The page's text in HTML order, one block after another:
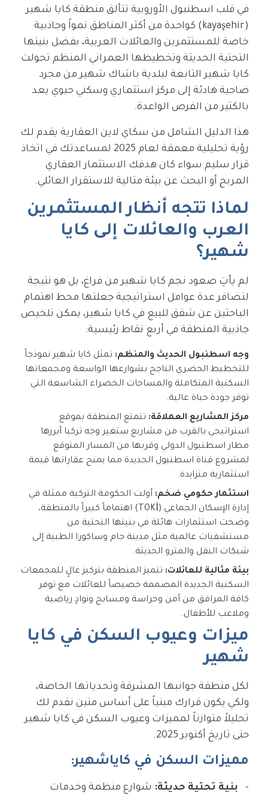
في قلب اسطنبول الأوروبية تتألق منطقة كايا شهير
(kayaşehir) كواحدة من أكثر المناطق نمواً وجاذبية
خاصة للمستثمرين والعائلات العربية، بفضل بنيتها
التحتية الحديثة وتخطيطها العمراني المنظم تحولت
كايا شهير التابعة لبلدية باشاك شهير من مجرد
ضاحية هادئة إلى مركز استثماري وسكني حيوي يعد
بالكثير من الفرص الواعدة.
هذا الدليل الشامل من سكاي لاين العقارية يقدم لك
رؤية تحليلية معمقة لعام 2025 لمساعدتك في اتخاذ
قرار سليم سواء كان هدفك الاستثمار العقاري
المربح أو البحث عن بيئة مثالية للاستقرار العائلي.
لماذا تتجه أنظار المستثمرين
العرب والعائلات إلى كايا
شهير؟
لم يأتِ صعود نجم كايا شهير من فراغ، بل هو نتيجة
لتضافر عدة عوامل استراتيجية جعلتها محط اهتمام
الباحثين عن شقق للبيع في كايا شهير، يمكن تلخيص
جاذبية المنطقة في أربع نقاط رئيسية:
وجه اسطنبول الحديث والمنظم: تمثل كايا شهير نموذجاً
للتخطيط الحضري الناجح بشوارعها الواسعة ومجمعاتها
السكنية المتكاملة والمساحات الخضراء الشاسعة التي
توفر جودة حياة عالية.
مركز المشاريع العملاقة: تتمتع المنطقة بموقع
استراتيجي بالقرب من مشاريع ستغير وجه تركيا أبرزها
مطار اسطنبول الدولي وقربها من المسار المتوقع
لمشروع قناة اسطنبول الجديدة مما يمنح عقاراتها قيمة
استثمارية متزايدة.
استثمار حكومي ضخم: أولت الحكومة التركية ممثلة في
إدارة الإسكان الجماعي (TOKİ) اهتماماً كبيراً بالمنطقة،
وضخت استثمارات هائلة في بنيتها التحتية من
مستشفيات عالمية مثل مدينة جام وساكورا الطبية إلى
شبكات النقل والمترو الحديثة.
بيئة مثالية للعائلات: تتميز المنطقة بتركيز عالٍ للمجمعات
السكنية الجديدة المصممة خصيصاً للعائلات مع توفر
كافة المرافق من أمن وحراسة ومسابح ونوادٍ رياضية
وملاعب للأطفال.
ميزات وعيوب السكن في كايا
شهير
لكل منطقة جوانبها المشرقة وتحدياتها الخاصة،
ولكي يكون قرارك مبنياً على أساس متين نقدم لك
تحليلاً متوازناً لمميزات وعيوب السكن في كايا شهير
حتى تاريخ أكتوبر 2025.
مميزات السكن في كاياشهير:
بنية تحتية حديثة: شوارع منظمة وخدمات